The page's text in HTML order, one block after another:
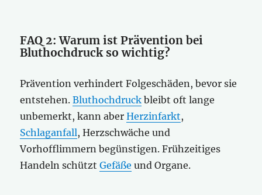
FAQ 2: Warum ist Prävention bei
Bluthochdruck so wichtig?
Prävention verhindert Folgeschäden, bevor sie
entstehen.Bluthochdruck bleibt oft lange
unbemerkt, kann aberHerzinfarkt,
Schlaganfall, Herzschwäche und
Vorhofflimmern begünstigen. Frühzeitiges
Handeln schütztGefäße und Organe.